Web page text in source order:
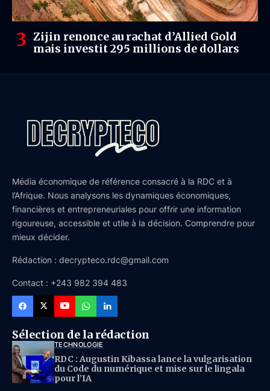
Zijin renonce au rachat d’Allied Gold
mais investit 295 millions de dollars
Média économique de référence consacré à la RDC et à
l’Afrique. Nous analysons les dynamiques économiques,
financières et entrepreneuriales pour offrir une information
rigoureuse, accessible et utile à la décision. Comprendre pour
mieux décider.
Rédaction : decrypteco.rdc@gmail.com
Contact : +243 982 394 483
Sélection de la rédaction
TECHNOLOGIE
RDC : Augustin Kibassa lance la vulgarisation
du Code du numérique et mise sur le lingala
pour l’IA